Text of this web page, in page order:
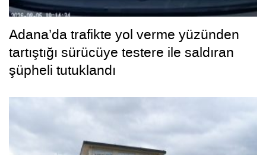
Adana’da trafikte yol verme yüzünden
tartıştığı sürücüye testere ile saldıran
şüpheli tutuklandı